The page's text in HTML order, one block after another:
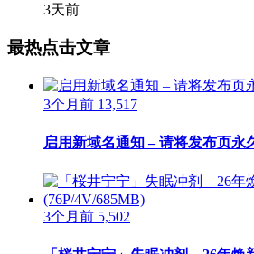
3天前
最热点击文章
3个月前 13,517
启用新域名通知 – 请将发布页永
3个月前 5,502